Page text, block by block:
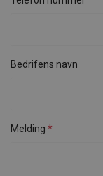
Bedrifens navn
Melding